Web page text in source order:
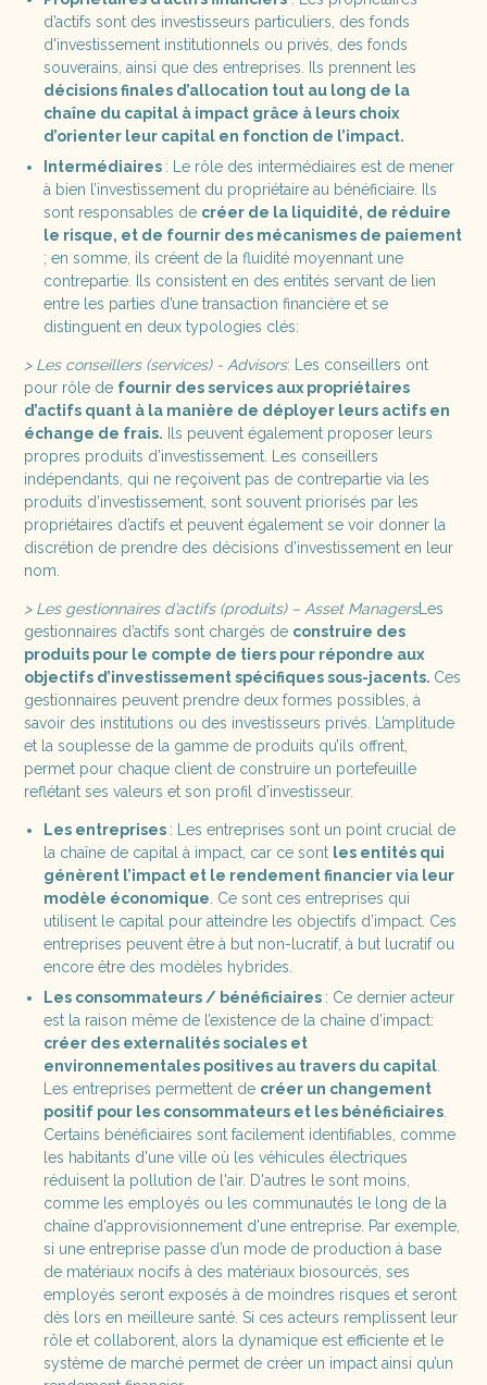
d’actifs sont des investisseurs particuliers, des fonds
d'investissement institutionnels ou privés, des fonds
souverains, ainsi que des entreprises. Ils prennent les
décisions finales d’allocation tout au long de la
chaîne du capital à impact grâce à leurs choix
d’orienter leur capital en fonction de l’impact.
Intermédiaires : Le rôle des intermédiaires est de mener
à bien l’investissement du propriétaire au bénéficiaire. Ils
sont responsables de créer de la liquidité, de réduire
le risque, et de fournir des mécanismes de paiement
; en somme, ils créent de la fluidité moyennant une
contrepartie. Ils consistent en des entités servant de lien
entre les parties d’une transaction financière et se
distinguent en deux typologies clés:
> Les conseillers (services) - Advisors: Les conseillers ont
pour rôle de fournir des services aux propriétaires
d’actifs quant à la manière de déployer leurs actifs en
échange de frais. Ils peuvent également proposer leurs
propres produits d’investissement. Les conseillers
indépendants, qui ne reçoivent pas de contrepartie via les
produits d’investissement, sont souvent priorisés par les
propriétaires d’actifs et peuvent également se voir donner la
discrétion de prendre des décisions d’investissement en leur
nom.
> Les gestionnaires d’actifs (produits) – Asset ManagersLes
gestionnaires d’actifs sont chargés de construire des
produits pour le compte de tiers pour répondre aux
objectifs d’investissement spécifiques sous-jacents. Ces
gestionnaires peuvent prendre deux formes possibles, à
savoir des institutions ou des investisseurs privés. L’amplitude
et la souplesse de la gamme de produits qu’ils offrent,
permet pour chaque client de construire un portefeuille
reflétant ses valeurs et son profil d’investisseur.
Les entreprises : Les entreprises sont un point crucial de
la chaîne de capital à impact, car ce sont les entités qui
génèrent l’impact et le rendement financier via leur
modèle économique . Ce sont ces entreprises qui
utilisent le capital pour atteindre les objectifs d’impact. Ces
entreprises peuvent être à but non-lucratif, à but lucratif ou
encore être des modèles hybrides.
Les consommateurs / bénéficiaires : Ce dernier acteur
est la raison même de l’existence de la chaîne d’impact:
créer des externalités sociales et
environnementales positives au travers du capital.
Les entreprises permettent de créer un changement
positif pour les consommateurs et les bénéficiaires.
Certains bénéficiaires sont facilement identifiables, comme
les habitants d'une ville où les véhicules électriques
réduisent la pollution de l'air. D'autres le sont moins,
comme les employés ou les communautés le long de la
chaîne d'approvisionnement d'une entreprise. Par exemple,
si une entreprise passe d’un mode de production à base
de matériaux nocifs à des matériaux biosourcés, ses
employés seront exposés à de moindres risques et seront
dès lors en meilleure santé. Si ces acteurs remplissent leur
rôle et collaborent, alors la dynamique est efficiente et le
système de marché permet de créer un impact ainsi qu’un